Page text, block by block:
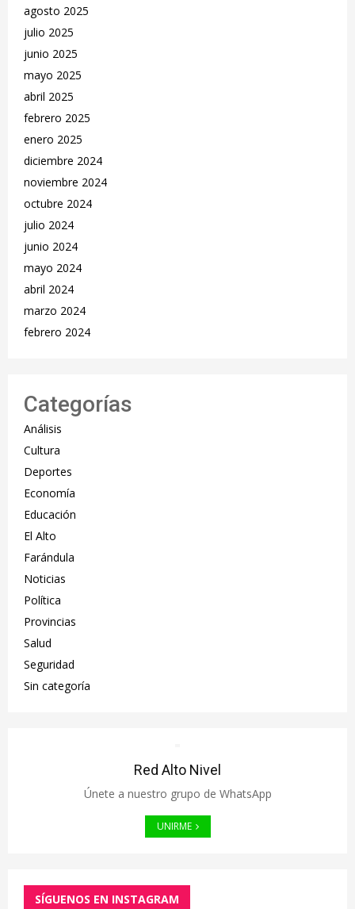
agosto 2025
julio 2025
junio 2025
mayo 2025
abril 2025
febrero 2025
enero 2025
diciembre 2024
noviembre 2024
octubre 2024
julio 2024
junio 2024
mayo 2024
abril 2024
marzo 2024
febrero 2024
Categorías
Análisis
Cultura
Deportes
Economía
Educación
El Alto
Farándula
Noticias
Política
Provincias
Salud
Seguridad
Sin categoría
Red Alto Nivel
Únete a nuestro grupo de WhatsApp
UNIRME
SÍGUENOS EN INSTAGRAM